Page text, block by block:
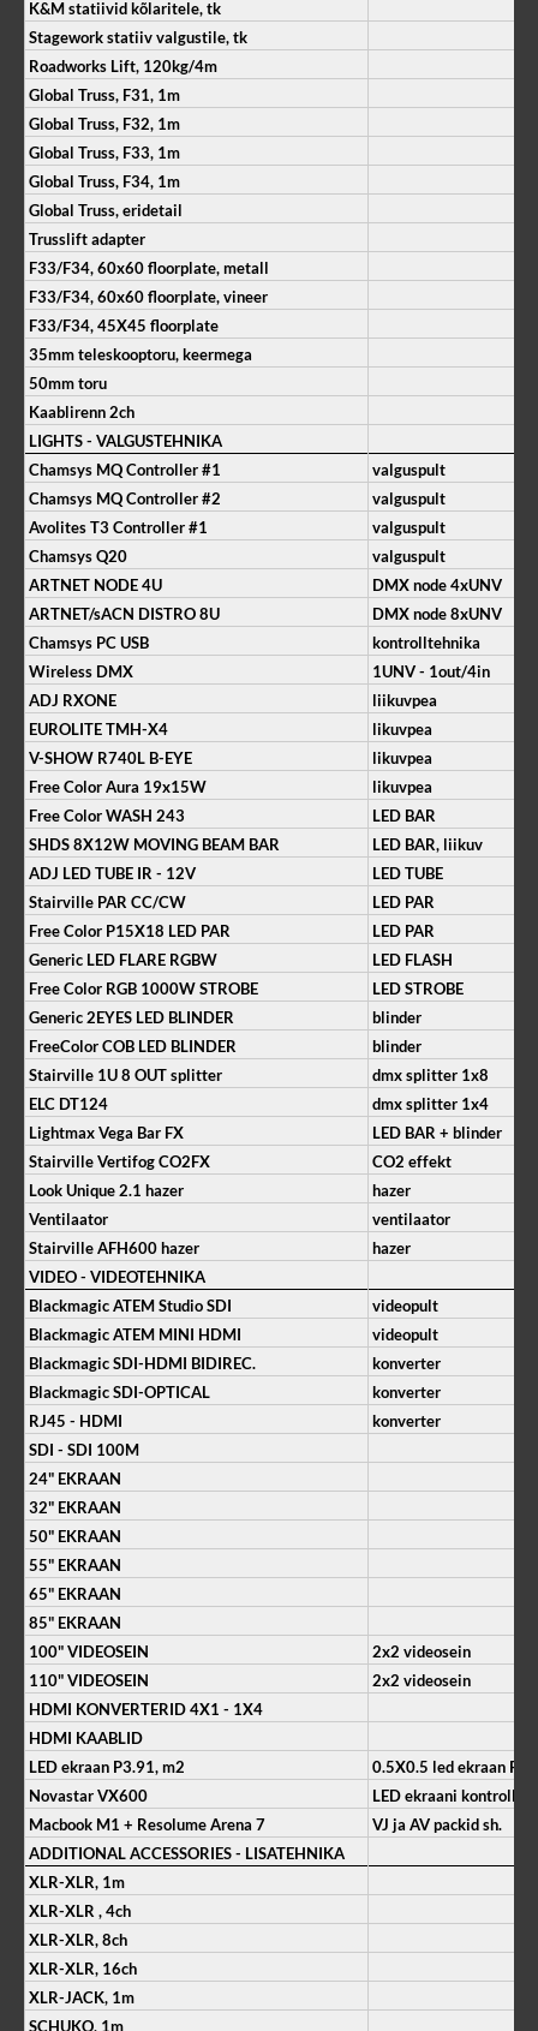
K&M statiivid kõlaritele, tk
Stagework statiiv valgustile, tk
Roadworks Lift, 120kg/4m
Global Truss, F31, 1m
Global Truss, F32, 1m
Global Truss, F33, 1m
Global Truss, F34, 1m
Global Truss, eridetail
Trusslift adapter
F33/F34, 60x60 floorplate, metall
F33/F34, 60x60 floorplate, vineer
F33/F34, 45X45 floorplate
35mm teleskooptoru, keermega
50mm toru
Kaablirenn 2ch
LIGHTS - VALGUSTEHNIKA
Chamsys MQ Controller #1
valguspult
Chamsys MQ Controller #2
valguspult
Avolites T3 Controller #1
valguspult
Chamsys Q20
valguspult
ARTNET NODE 4U
DMX node 4xUNV
ARTNET/sACN DISTRO 8U
DMX node 8xUNV
Chamsys PC USB
kontrolltehnika
Wireless DMX
1UNV - 1out/4in
ADJ RXONE
liikuvpea
EUROLITE TMH-X4
likuvpea
V-SHOW R740L B-EYE
likuvpea
Free Color Aura 19x15W
likuvpea
Free Color WASH 243
LED BAR
SHDS 8X12W MOVING BEAM BAR
LED BAR, liikuv
ADJ LED TUBE IR - 12V
LED TUBE
Stairville PAR CC/CW
LED PAR
Free Color P15X18 LED PAR
LED PAR
Generic LED FLARE RGBW
LED FLASH
Free Color RGB 1000W STROBE
LED STROBE
Generic 2EYES LED BLINDER
blinder
FreeColor COB LED BLINDER
blinder
Stairville 1U 8 OUT splitter
dmx splitter 1x8
ELC DT124
dmx splitter 1x4
Lightmax Vega Bar FX
LED BAR + blinder
Stairville Vertifog CO2FX
CO2 effekt
Look Unique 2.1 hazer
hazer
Ventilaator
ventilaator
Stairville AFH600 hazer
hazer
VIDEO - VIDEOTEHNIKA
Blackmagic ATEM Studio SDI
videopult
Blackmagic ATEM MINI HDMI
videopult
Blackmagic SDI-HDMI BIDIREC.
konverter
Blackmagic SDI-OPTICAL
konverter
RJ45 - HDMI
konverter
SDI - SDI 100M
24" EKRAAN
32" EKRAAN
50" EKRAAN
55" EKRAAN
65" EKRAAN
85" EKRAAN
100" VIDEOSEIN
2x2 videosein
110" VIDEOSEIN
2x2 videosein
HDMI KONVERTERID 4X1 - 1X4
HDMI KAABLID
LED ekraan P3.91, m2
0.5X0.5 led ekraan
Novastar VX600
LED ekraani kontroller
Macbook M1 + Resolume Arena 7
VJ ja AV packid sh.
ADDITIONAL ACCESSORIES - LISATEHNIKA
XLR-XLR, 1m
XLR-XLR , 4ch
XLR-XLR, 8ch
XLR-XLR, 16ch
XLR-JACK, 1m
SCHUKO, 1m